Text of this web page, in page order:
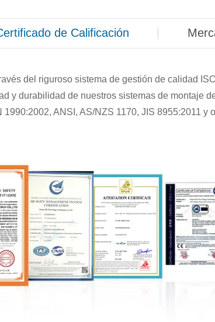
de Calificación
del riguroso sistema de gestión de calidad
y durabilidad de nuestros sistemas de montaje
ANSI, AS/NZS 1170, JIS 8955:2011 y